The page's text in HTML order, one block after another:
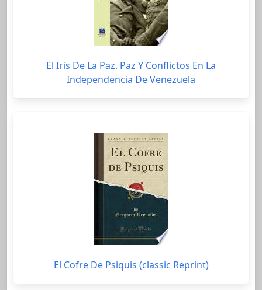
El Iris De La Paz. Paz Y Conflictos En La
Independencia De Venezuela
El Cofre De Psiquis (classic Reprint)